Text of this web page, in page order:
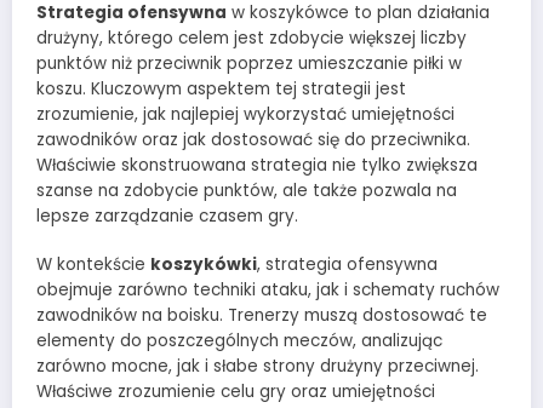
Strategia ofensywna w koszykówce to plan działania
drużyny, którego celem jest zdobycie większej liczby
punktów niż przeciwnik poprzez umieszczanie piłki w
koszu. Kluczowym aspektem tej strategii jest
zrozumienie, jak najlepiej wykorzystać umiejętności
zawodników oraz jak dostosować się do przeciwnika.
Właściwie skonstruowana strategia nie tylko zwiększa
szanse na zdobycie punktów, ale także pozwala na
lepsze zarządzanie czasem gry.
W kontekście koszykówki, strategia ofensywna
obejmuje zarówno techniki ataku, jak i schematy ruchów
zawodników na boisku. Trenerzy muszą dostosować te
elementy do poszczególnych meczów, analizując
zarówno mocne, jak i słabe strony drużyny przeciwnej.
Właściwe zrozumienie celu gry oraz umiejętności